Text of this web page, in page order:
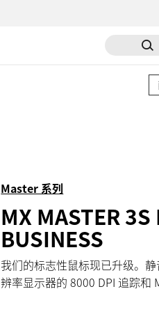
Master 系列
MX MASTER 3S
BUSINESS
我们的标志性鼠标现已升级。
辨率显示器的 8000 DPI 追踪和